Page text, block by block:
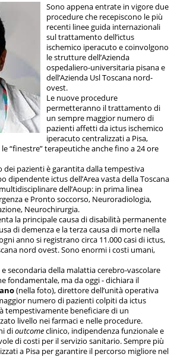
Sono appena entrate in vigore due
procedure che recepiscono le più
recenti linee guida internazionali
sul trattamento dell’ictus
ischemico iperacuto e coinvolgono
le strutture dell’Azienda
ospedaliero-universitaria pisana e
dell’Azienda Usl Toscana nord-
ovest.
Le nuove procedure
permetteranno il trattamento di
un sempre maggior numero di
pazienti affetti da ictus ischemico
iperacuto centralizzati a Pisa,
“finestre” terapeutiche anche fino a 24 ore
dei pazienti è garantita dalla tempestiva
dipendente ictus dell’Area vasta della Toscana
multidisciplinare dell’Aoup: in prima linea
e Pronto soccorso, Neuroradiologia,
Neurochirurgia.
la principale causa di disabilità permanente
di demenza e la terza causa di morte nella
anno si registrano circa 11.000 casi di ictus,
nord ovest. Sono enormi i costi umani,
secondaria della malattia cerebro-vascolare
fondamentale, ma da oggi - dichiara il
(nella foto), direttore dell’unità operativa
numero di pazienti colpiti da ictus
tempestivamente beneficiare di un
livello nei farmaci e nelle procedure.
dioutcomeclinico, indipendenza funzionale e
di costi per il servizio sanitario. Sempre più
a Pisa per garantire il percorso migliore nel